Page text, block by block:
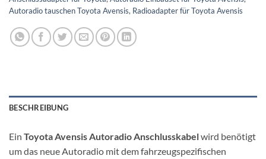
Autoradio tauschen Toyota Avensis, Radioadapter für Toyota Avensis
BESCHREIBUNG
Ein Toyota Avensis Autoradio Anschlusskabelwird benötigt
um das neue Autoradio mit dem fahrzeugspezifischen